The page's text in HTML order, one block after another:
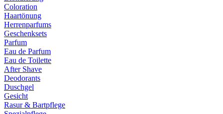
Coloration
Haartönung
Herrenparfums
Geschenksets
Parfum
Eau de Parfum
Eau de Toilette
After Shave
Deodorants
Duschgel
Gesicht
Rasur & Bartpflege